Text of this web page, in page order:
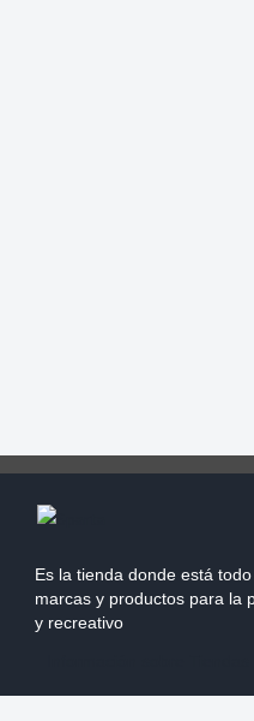
Es la tienda donde está
marcas y productos para la
y recreativo